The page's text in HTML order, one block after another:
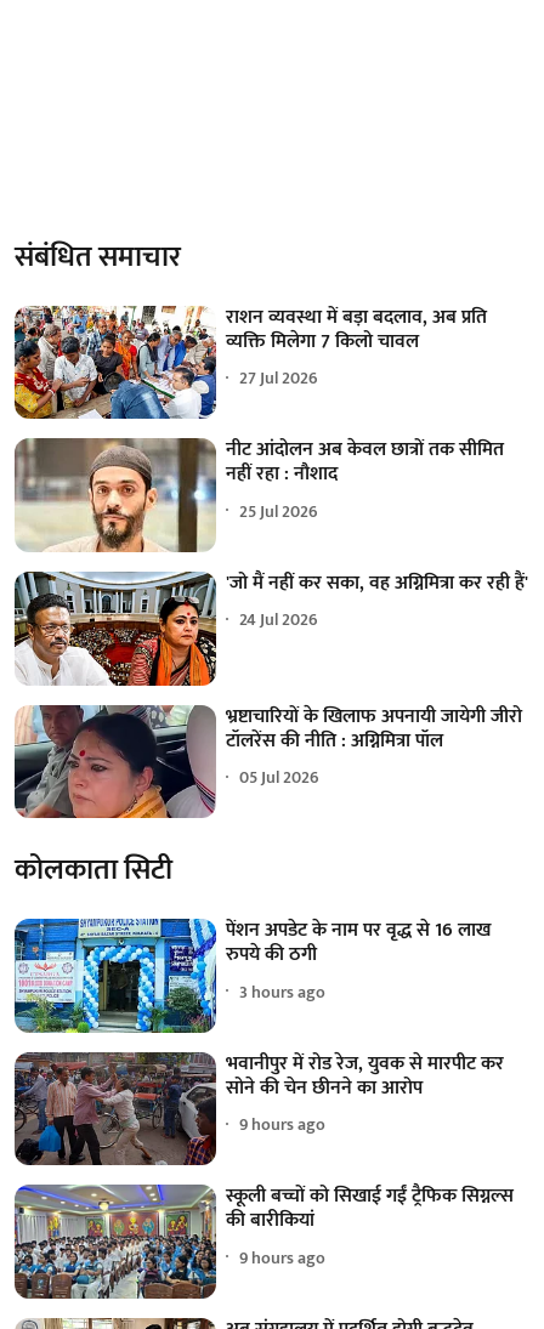
संबंधित समाचार
राशन व्यवस्था में बड़ा बदलाव, अब प्रति
व्यक्ति मिलेगा 7 किलो चावल
27 Jul 2026
नीट आंदोलन अब केवल छात्रों तक सीमित
नहीं रहा : नौशाद
25 Jul 2026
'जो मैं नहीं कर सका, वह अग्निमित्रा कर रही हैं'
24 Jul 2026
भ्रष्टाचारियों के खिलाफ अपनायी जायेगी जीरो
टॉलरेंस की नीति : अग्निमित्रा पॉल
05 Jul 2026
कोलकाता सिटी
पेंशन अपडेट के नाम पर वृद्ध से 16 लाख
रुपये की ठगी
3 hours ago
भवानीपुर में रोड रेज, युवक से मारपीट कर
सोने की चेन छीनने का आरोप
9 hours ago
स्कूली बच्चों को सिखाई गईं ट्रैफिक सिग्नल्स
की बारीकियां
9 hours ago